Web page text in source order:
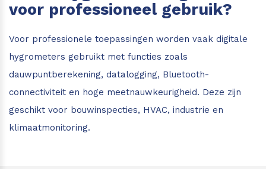
voor professioneel gebruik?
Voor professionele toepassingen worden vaak digitale
hygrometers gebruikt met functies zoals
dauwpuntberekening, datalogging, Bluetooth-
connectiviteit en hoge meetnauwkeurigheid. Deze zijn
geschikt voor bouwinspecties, HVAC, industrie en
klimaatmonitoring.